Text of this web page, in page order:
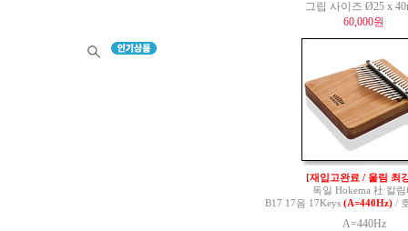
그립 사이즈 Ø25 x
60,000원
[재입고완료 / 울림 최
독일 Hokema 社 칼림
B17 17음 17Keys (A=440Hz)/
A=440Hz